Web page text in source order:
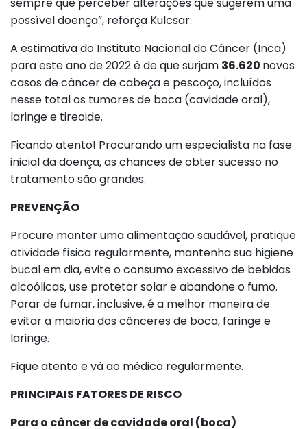
possível doença”, reforça Kulcsar.
A estimativa do Instituto Nacional do Câncer (Inca)
para este ano de 2022 é de que surjam 36.620 novos
casos de câncer de cabeça e pescoço, incluídos
nesse total os tumores de boca (cavidade oral),
laringe e tireoide.
Ficando atento! Procurando um especialista na fase
inicial da doença, as chances de obter sucesso no
tratamento são grandes.
PREVENÇÃO
Procure manter uma alimentação saudável, pratique
atividade física regularmente, mantenha sua higiene
bucal em dia, evite o consumo excessivo de bebidas
alcoólicas, use protetor solar e abandone o fumo.
Parar de fumar, inclusive, é a melhor maneira de
evitar a maioria dos cânceres de boca, faringe e
laringe.
Fique atento e vá ao médico regularmente.
PRINCIPAIS FATORES DE RISCO
Para o câncer de cavidade oral (boca)